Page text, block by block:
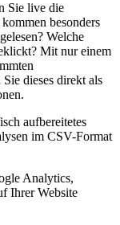
Sie live die
besonders
gelesen? Welche
Mit nur einem
dieses direkt als
aufbereitetes
im CSV-Format
Analytics,
Ihrer Website